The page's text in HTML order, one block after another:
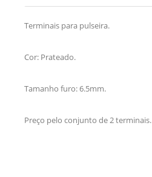
Terminais para pulseira.
Cor: Prateado.
Tamanho furo: 6.5mm.
Preço pelo conjunto de 2 terminais.